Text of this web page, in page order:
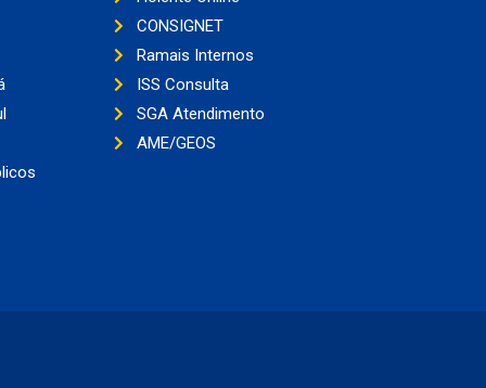
CONSIGNET
Ramais Internos
ISS Consulta
SGA Atendimento
AME/GEOS